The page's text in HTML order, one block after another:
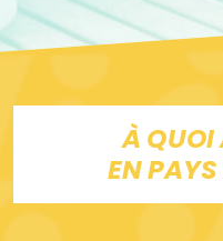
À QUOI
EN PAYS